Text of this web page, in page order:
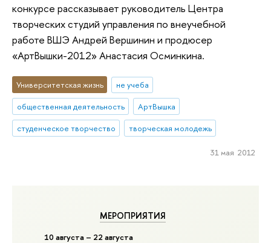
МЕРОПРИЯТИЯ
10 августа – 22 августа
конкурсе рассказывает руководитель Центра
творческих студий управления по внеучебной
работе ВШЭ Андрей Вершинин и продюсер
«АртВышки-2012» Анастасия Осминкина.
Университетская жизнь
не учеба
общественная деятельность
АртВышка
студенческое творчество
творческая молодежь
31 мая 2012